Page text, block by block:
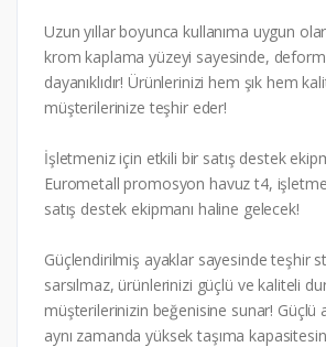
Uzun yıllar boyunca kullanıma uygun
krom kaplama yüzeyi sayesinde,
dayanıklıdır! Ürünlerinizi hem şık hem
müşterilerinize teşhir eder!
İşletmeniz için etkili bir satış destek
Eurometall promosyon havuz t4,
satış destek ekipmanı haline gelecek!
Güçlendirilmiş ayaklar sayesinde teşhir
sarsılmaz, ürünlerinizi güçlü ve kaliteli
müşterilerinizin beğenisine sunar! Güçlü
aynı zamanda yüksek taşıma